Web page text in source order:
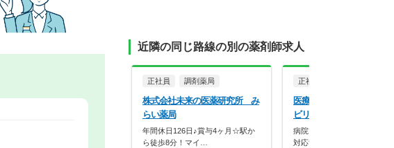
近隣の同じ路線の別の薬剤師求人
正社員 調剤薬局
株式会社未来の医薬研究所 み
らい薬局
年間休日126日♪賞与4ヶ月☆駅か
ら徒歩8分！マイ…
正社員
医療法人社団生和会 福
ビリテーション病院
病院での薬剤師勤務♪服薬指
対応することも可能で…